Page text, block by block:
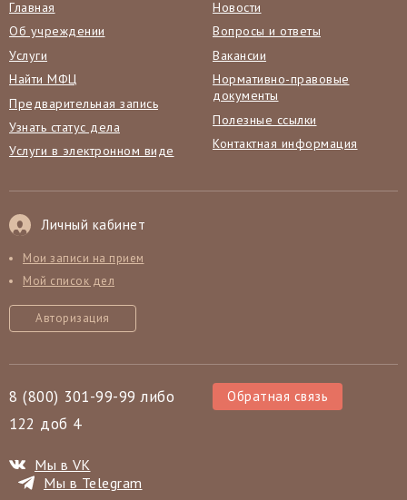
Главная
Об учреждении
Услуги
Найти МФЦ
Предварительная запись
Узнать статус дела
Услуги в электронном виде
Новости
Вопросы и ответы
Вакансии
Нормативно-правовые
документы
Полезные ссылки
Контактная информация
Личный кабинет
Мои записи на прием
Мой список дел
Авторизация
8 (800) 301-99-99 либо
122 доб 4
Обратная связь
Мы в VK
Мы в Telegram